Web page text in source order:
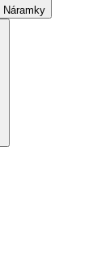
Náramky